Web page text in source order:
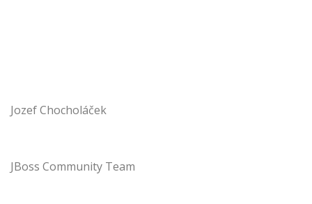
Jozef Chocholáček
JBoss Community Team